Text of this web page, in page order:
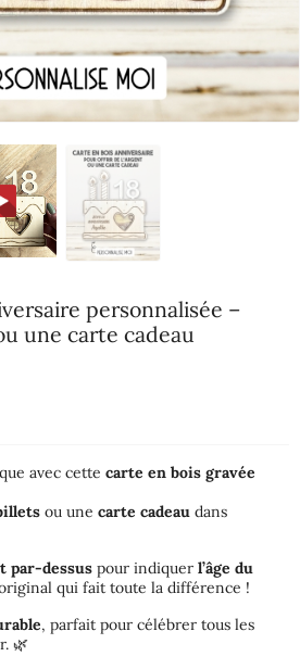
personnalisée –
une carte cadeau
avec cette carte en bois gravée
ou une carte cadeau dans
par-dessus pour indiquer l’âge du
qui fait toute la différence !
, parfait pour célébrer tous les
🌿